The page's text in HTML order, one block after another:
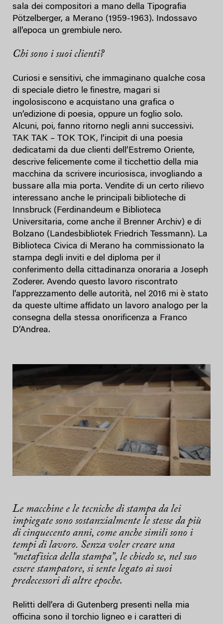
sala dei compositori a mano della Tipografia
Pötzelberger, a Merano (1959-1963). Indossavo
all’epoca un grembiule nero.
Chi sono i suoi clienti?
Curiosi e sensitivi, che immaginano qualche cosa
di speciale dietro le finestre, magari si
ingolosiscono e acquistano una grafica o
un’edizione di poesia, oppure un foglio solo.
Alcuni, poi, fanno ritorno negli anni successivi.
TAK TAK – TOK TOK, l’incipit di una poesia
dedicatami da due clienti dell’Estremo Oriente,
descrive felicemente come il ticchettio della mia
macchina da scrivere incuriosisca, invogliando a
bussare alla mia porta. Vendite di un certo rilievo
interessano anche le principali biblioteche di
Innsbruck (Ferdinandeum e Biblioteca
Universitaria, come anche il Brenner Archiv) e di
Bolzano (Landesbibliotek Friedrich Tessmann). La
Biblioteca Civica di Merano ha commissionato la
stampa degli inviti e del diploma per il
conferimento della cittadinanza onoraria a Joseph
Zoderer. Avendo questo lavoro riscontrato
l’apprezzamento delle autorità, nel 2016 mi è stato
da queste ultime affidato un lavoro analogo per la
consegna della stessa onorificenza a Franco
D’Andrea.
Le macchine e le tecniche di stampa da lei
impiegate sono sostanzialmente le stesse da più
di cinquecento anni, come anche simili sono i
tempi di lavoro. Senza voler creare una
“metafisica della stampa”, le chiedo se, nel suo
essere stampatore, si sente legato ai suoi
predecessori di altre epoche.
Relitti dell’era di Gutenberg presenti nella mia
officina sono il torchio ligneo e i caratteri di